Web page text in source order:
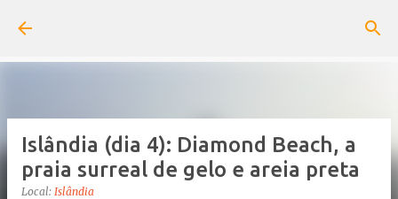
Islândia (dia 4): Diamond Beach, a
praia surreal de gelo e areia preta
Local: Islândia